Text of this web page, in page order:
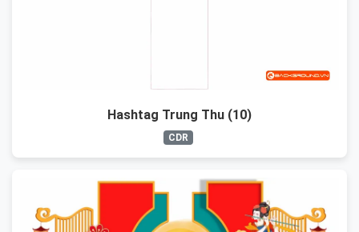
Hashtag Trung Thu (10)
CDR